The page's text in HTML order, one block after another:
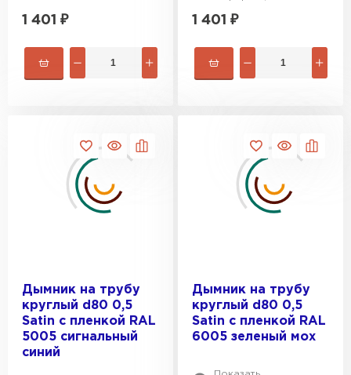
1 401 ₽ 1 401 ₽
Дымник на трубу
круглый d80 0,5
Satin с пленкой RAL
5005 сигнальный
синий
Дымник на трубу
круглый d80 0,5
Satin с пленкой RAL
6005 зеленый мох